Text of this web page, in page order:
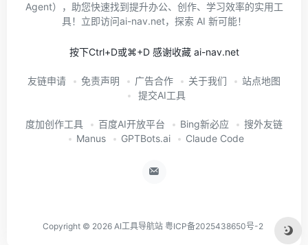
Agent），助您快速找到提升办公、创作、学习效率的实用工
具！立即访问ai-nav.net，探索 AI 新可能！
按下Ctrl+D或⌘+D 感谢收藏 ai-nav.net
友链申请 免责声明 广告合作 关于我们
站点地图
提交AI工具
度加创作工具 百度AI开放平台 Bing新必应
搜外友链
Manus
GPTBots.ai Claude Code
Copyright © 2026 AI工具导航站 粤ICP备2025438650号-2